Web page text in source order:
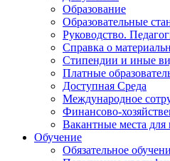
Образование
Образовательные
Руководство.
Справка о
Стипендии и иные
Платные
Доступная Среда
Международное
Финансово-
Вакантные места для
Обучение
Обязательное